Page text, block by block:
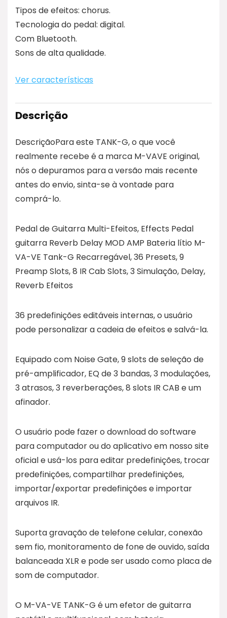
Tipos de efeitos: chorus.
Tecnologia do pedal: digital.
Com Bluetooth.
Sons de alta qualidade.
Ver características
Descrição
DescriçãoPara este TANK-G, o que você
realmente recebe é a marca M-VAVE original,
nós o depuramos para a versão mais recente
antes do envio, sinta-se à vontade para
comprá-lo.
Pedal de Guitarra Multi-Efeitos, Effects Pedal
guitarra Reverb Delay MOD AMP Bateria lítio M-
VA-VE Tank-G Recarregável, 36 Presets, 9
Preamp Slots, 8 IR Cab Slots, 3 Simulação, Delay,
Reverb Efeitos
36 predefinições editáveis internas, o usuário
pode personalizar a cadeia de efeitos e salvá-la.
Equipado com Noise Gate, 9 slots de seleção de
pré-amplificador, EQ de 3 bandas, 3 modulações,
3 atrasos, 3 reverberações, 8 slots IR CAB e um
afinador.
O usuário pode fazer o download do software
para computador ou do aplicativo em nosso site
oficial e usá-los para editar predefinições, trocar
predefinições, compartilhar predefinições,
importar/exportar predefinições e importar
arquivos IR.
Suporta gravação de telefone celular, conexão
sem fio, monitoramento de fone de ouvido, saída
balanceada XLR e pode ser usado como placa de
som de computador.
O M-VA-VE TANK-G é um efetor de guitarra